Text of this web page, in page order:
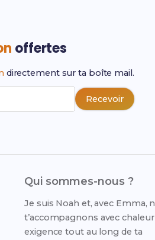
offertes
directement sur ta boîte mail.
Recevoir
Qui sommes-nous ?
Je suis Noah et, avec Emma,
t’accompagnons avec
exigence tout au long de ta